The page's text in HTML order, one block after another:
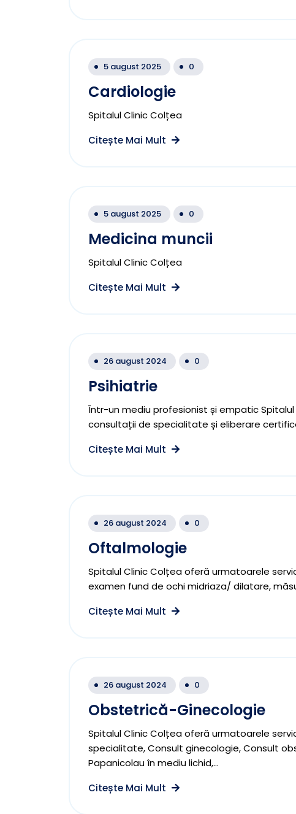
5 august 2025 0
Cardiologie
Spitalul Clinic Colțea
Citește Mai Mult
5 august 2025 0
Medicina muncii
Spitalul Clinic Colțea
Citește Mai Mult
26 august 2024 0
Psihiatrie
Într-un mediu profesionist și empatic
consultații de specialitate și eliberare
Citește Mai Mult
26 august 2024 0
Oftalmologie
Spitalul Clinic Colțea oferă urmatoarele
examen fund de ochi midriaza/ dilatare,
Citește Mai Mult
26 august 2024 0
Obstetrică-Ginecologie
Spitalul Clinic Colțea oferă urmatoarele
specialitate, Consult ginecologie, Consult
Papanicolau în mediu lichid,...
Citește Mai Mult